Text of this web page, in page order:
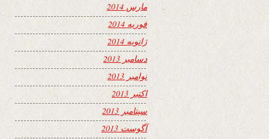
مارس 2014
فوریه 2014
ژانویه 2014
دسامبر 2013
نوامبر 2013
اکتبر 2013
سپتامبر 2013
آگوست 2013